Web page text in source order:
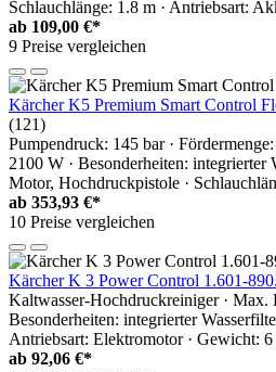
Schlauchlänge: 1.8 m · Antriebsart:
ab 109,00 €*
9 Preise vergleichen
Kärcher K5 Premium Smart Control
(121)
Pumpendruck: 145 bar ·
2100 W · Besonderheiten: integrierter
Motor, Hochdruckpistole ·
ab 353,93 €*
10 Preise vergleichen
Kärcher K 3 Power Control 1.601-
Kaltwasser-Hochdruckreiniger · Max.
Besonderheiten: integrierter
Antriebsart: Elektromotor · Gewicht:
ab 92,06 €*